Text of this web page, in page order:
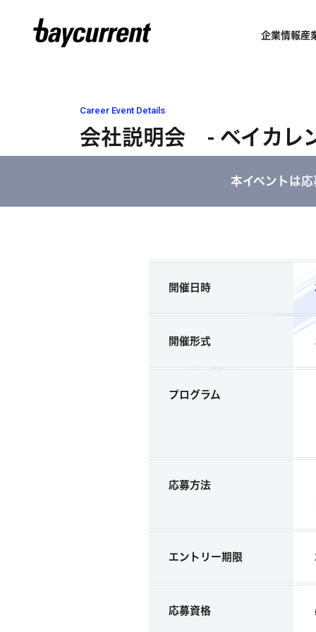
企業情報産
Career Event Details
会社説明会 - ベイカレ
本イベントは
開催日時
開催形式
プログラム
応募方法
エントリー期限
応募資格